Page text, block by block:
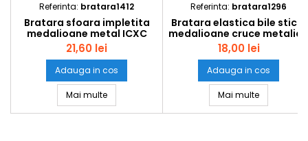
Referinta: bratara1412
Bratara sfoara impletita
medalioane metal ICXC
NIKA 1412 set12buc
21,60 lei
Adauga in cos
Mai multeBratara sfoara impletita medalioane metal ICXC
Referinta: bratara1296
Bratara elastica bile sticla
medalioane cruce metalica
1296 set12buc
18,00 lei
Adauga in cos
Mai multeBratara